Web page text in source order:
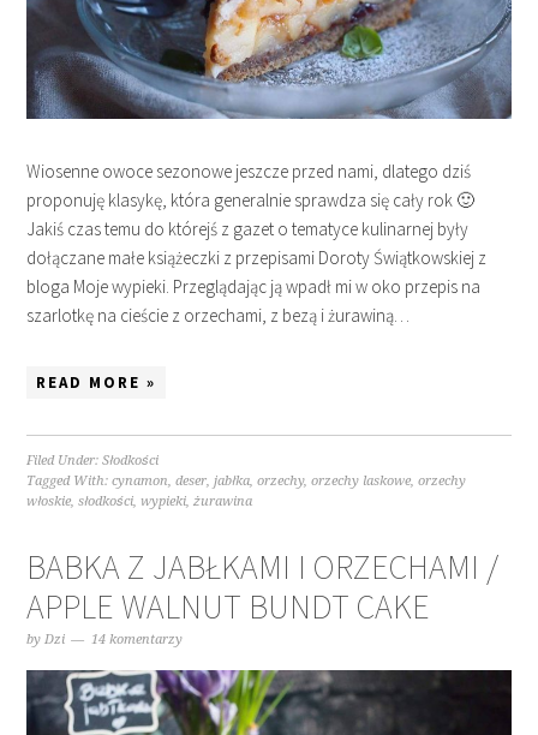
Wiosenne owoce sezonowe jeszcze przed nami, dlatego dziś
proponuję klasykę, która generalnie sprawdza się cały rok 🙂
Jakiś czas temu do którejś z gazet o tematyce kulinarnej były
dołączane małe książeczki z przepisami Doroty Świątkowskiej z
bloga Moje wypieki. Przeglądając ją wpadł mi w oko przepis na
szarlotkę na cieście z orzechami, z bezą i żurawiną…
READ MORE »
Filed Under:Słodkości
Tagged With:cynamon,deser,jabłka,orzechy,orzechy laskowe,orzechy
włoskie,słodkości,wypieki,żurawina
BABKA Z JABŁKAMI I ORZECHAMI /
APPLE WALNUT BUNDT CAKE
byDzi 14 komentarzy